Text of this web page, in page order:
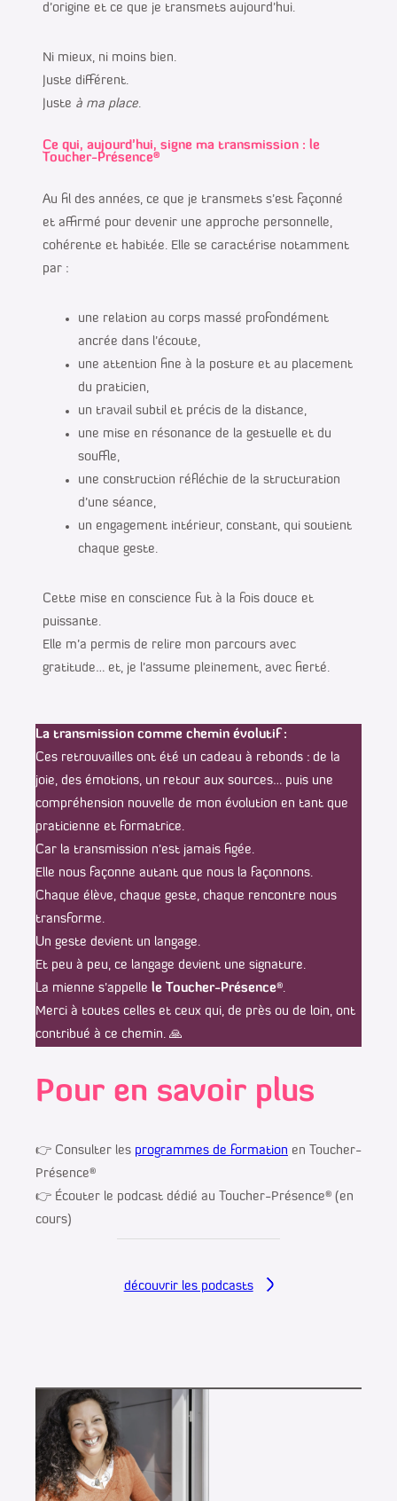
d’origine et ce que je transmets aujourd’hui.
Ni mieux, ni moins bien.
Juste différent.
Juste à ma place.
Ce qui, aujourd’hui, signe ma transmission : le
Toucher-Présence®
Au fil des années, ce que je transmets s’est façonné
et affirmé pour devenir une approche personnelle,
cohérente et habitée. Elle se caractérise notamment
par :
une relation au corps massé profondément
ancrée dans l’écoute,
une attention fine à la posture et au placement
du praticien,
un travail subtil et précis de la distance,
une mise en résonance de la gestuelle et du
souffle,
une construction réfléchie de la structuration
d’une séance,
un engagement intérieur, constant, qui soutient
chaque geste.
Cette mise en conscience fut à la fois douce et
puissante.
Elle m’a permis de relire mon parcours avec
gratitude… et, je l’assume pleinement, avec fierté.
La transmission comme chemin évolutif :
Ces retrouvailles ont été un cadeau à rebonds : de la
joie, des émotions, un retour aux sources… puis une
compréhension nouvelle de mon évolution en tant que
praticienne et formatrice.
Car la transmission n’est jamais figée.
Elle nous façonne autant que nous la façonnons.
Chaque élève, chaque geste, chaque rencontre nous
transforme.
Un geste devient un langage.
Et peu à peu, ce langage devient une signature.
La mienne s’appelle le Toucher-Présence®.
Merci à toutes celles et ceux qui, de près ou de loin, ont
contribué à ce chemin. 🙏
Pour en savoir plus
👉 Consulter les programmes de formation en Toucher-
Présence®
👉 Écouter le podcast dédié au Toucher-Présence® (en
cours)
découvrir les podcasts